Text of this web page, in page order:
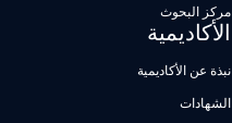
مركز البحوث
الأكاديمية
نبذة عن الأكاديمية
الشهادات